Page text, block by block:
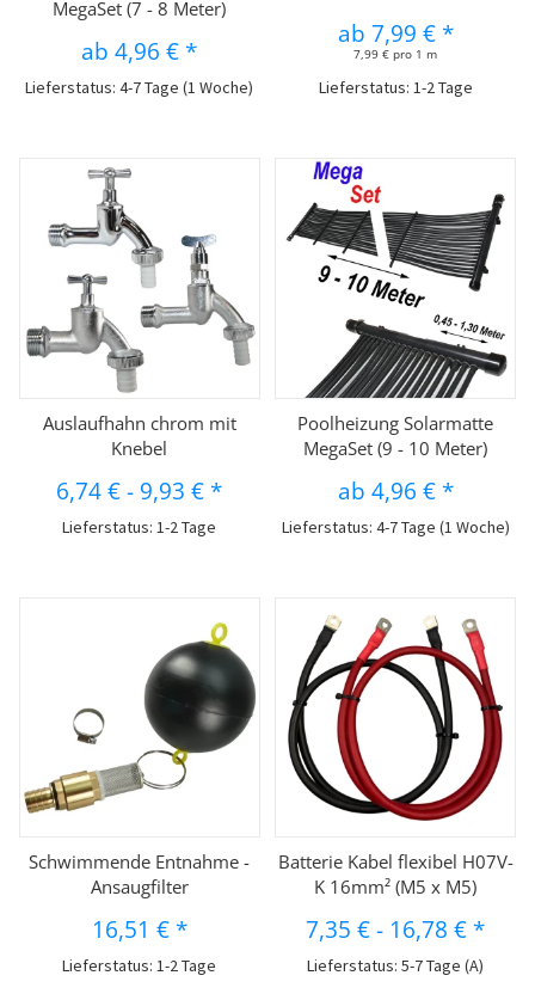
MegaSet (7 - 8 Meter)
ab4,96 € *
Lieferstatus: 4-7 Tage (1 Woche)
ab 7,99 € *
7,99 € pro 1 m
Lieferstatus: 1-2 Tage
Auslaufhahn chrom mit
Knebel
6,74 €- 9,93 € *
Lieferstatus: 1-2 Tage
Poolheizung Solarmatte
MegaSet (9 - 10 Meter)
ab 4,96 € *
Lieferstatus: 4-7 Tage (1 Woche)
Schwimmende Entnahme -
Ansaugfilter
16,51 € *
Lieferstatus: 1-2 Tage
Batterie Kabel flexibel H07V-
K 16mm² (M5 x M5)
7,35 €- 16,78 € *
Lieferstatus: 5-7 Tage (A)